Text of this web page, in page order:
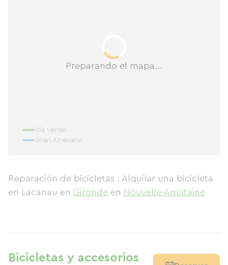
Preparando el mapa...
Vía verde
Gran itinerario
Reparación de bicicletas : Alquilar una bicicleta
en Lacanau en Gironde en Nouvelle-Aquitaine
Bicicletas y accesorios